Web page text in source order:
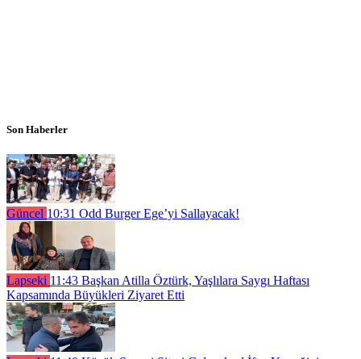
Son Haberler
Güncel 10:31 Odd Burger Ege’yi Sallayacak!
Lapseki 11:43 Başkan Atilla Öztürk, Yaşlılara Saygı Haftası
Kapsamında Büyükleri Ziyaret Etti